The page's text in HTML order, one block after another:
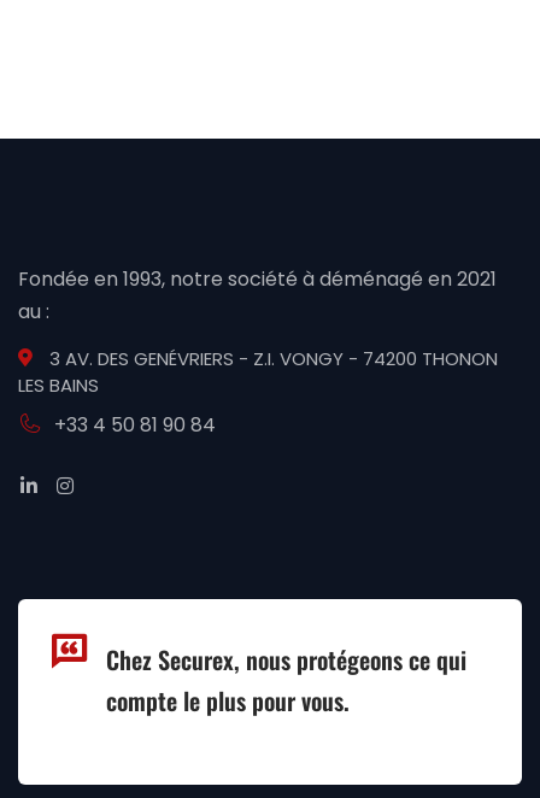
Fondée en 1993, notre société à déménagé en 2021
au :
3 AV. DES GENÉVRIERS - Z.I. VONGY - 74200 THONON
LES BAINS
+33 4 50 81 90 84
Chez Securex, nous protégeons ce qui
compte le plus pour vous.